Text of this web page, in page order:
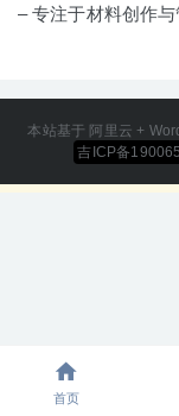
– 专注于材料创作
本站基于 阿里云 +
吉ICP备
首页